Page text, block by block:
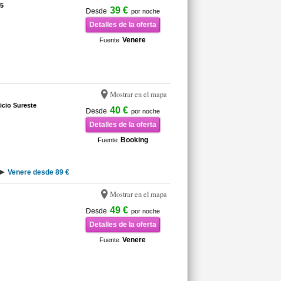
Desde 39 € por noche
Detalles de la oferta
Fuente Venere
Mostrar en el mapa
Desde 40 € por noche
Detalles de la oferta
Fuente Booking
Sureste
Venere desde 89 €
Mostrar en el mapa
Desde 49 € por noche
Detalles de la oferta
Fuente Venere